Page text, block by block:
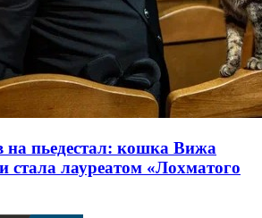
на пьедестал: кошка Вижа
лауреатом «Лохматого